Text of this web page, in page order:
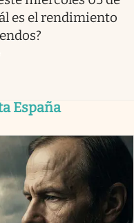
es el rendimiento
España